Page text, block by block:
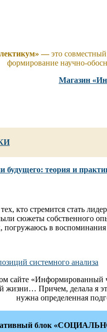
—это совместный
формирование научно-
Магазин
будущего: теория и
кто стремится стать
сюжеты собственного
в воспоминания
системного анализа
сайте
жизни… Причем, делала я
нужна определенная
блок